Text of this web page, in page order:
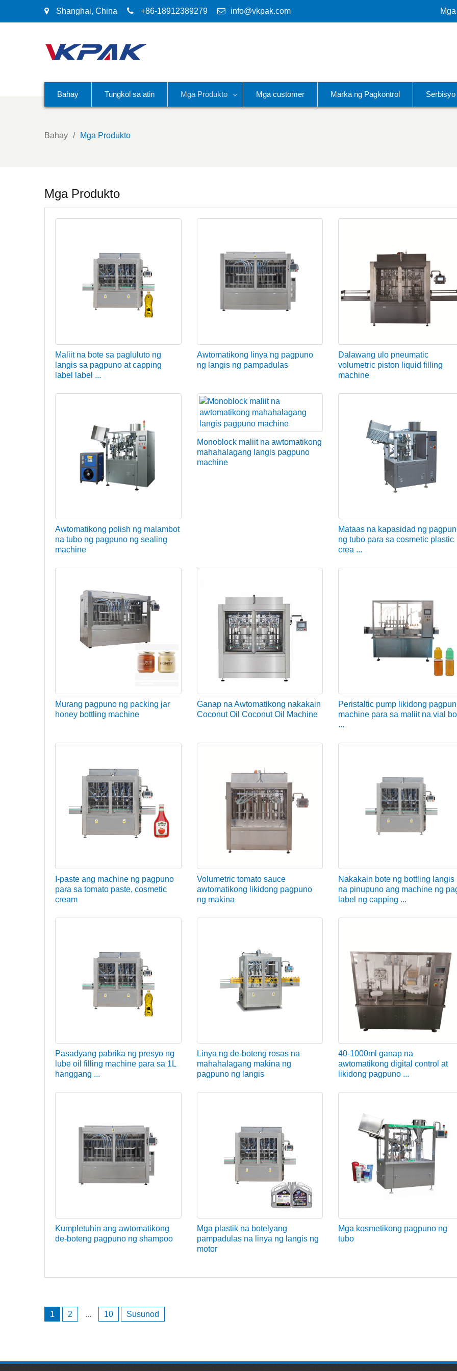
Shanghai, China +86-18912389279 info@vkpak.com
Bahay Tungkol sa atin Mga Produkto Mga customer Marka ng Pagkontrol Serbisyo
Bahay Mga Produkto
Mga Produkto
Maliit na bote sa pagluluto ng
langis sa pagpuno at capping
label label ...
Awtomatikong linya ng pagpuno
ng langis ng pampadulas
Dalawang ulo pneumatic
volumetric piston liquid filling
machine
Awtomatikong polish ng malambot
na tubo ng pagpuno ng sealing
machine
Monoblock maliit na awtomatikong
mahahalagang langis pagpuno
machine
Mataas na kapasidad ng
ng tubo para sa cosmetic plastic
crea ...
Murang pagpuno ng packing jar
honey bottling machine
Ganap na Awtomatikong nakakain
Coconut Oil Coconut Oil Machine
Peristaltic pump likidong
machine para sa maliit na vial
...
I-paste ang machine ng pagpuno
para sa tomato paste, cosmetic
cream
Volumetric tomato sauce
awtomatikong likidong pagpuno
ng makina
Nakakain bote ng bottling langis
na pinupuno ang machine ng
label ng capping ...
Pasadyang pabrika ng presyo ng
lube oil filling machine para sa 1L
hanggang ...
Linya ng de-boteng rosas na
mahahalagang makina ng
pagpuno ng langis
40-1000ml ganap na
awtomatikong digital control at
likidong pagpuno ...
Kumpletuhin ang awtomatikong
de-boteng pagpuno ng shampoo
Mga plastik na botelyang
pampadulas na linya ng langis ng
motor
Mga kosmetikong pagpuno ng
tubo
Nabigasyon
ng
1 2 ... 10 Susunod